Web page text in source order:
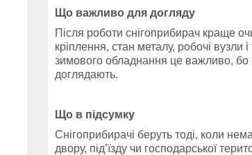
Що важливо для догляду
Після роботи снігоприбирач краще
кріплення, стан металу, робочі вузли
зимового обладнання це важливо, бо
доглядають.
Що в підсумку
Снігоприбирачі беруть тоді, коли
двору, під’їзду чи господарської